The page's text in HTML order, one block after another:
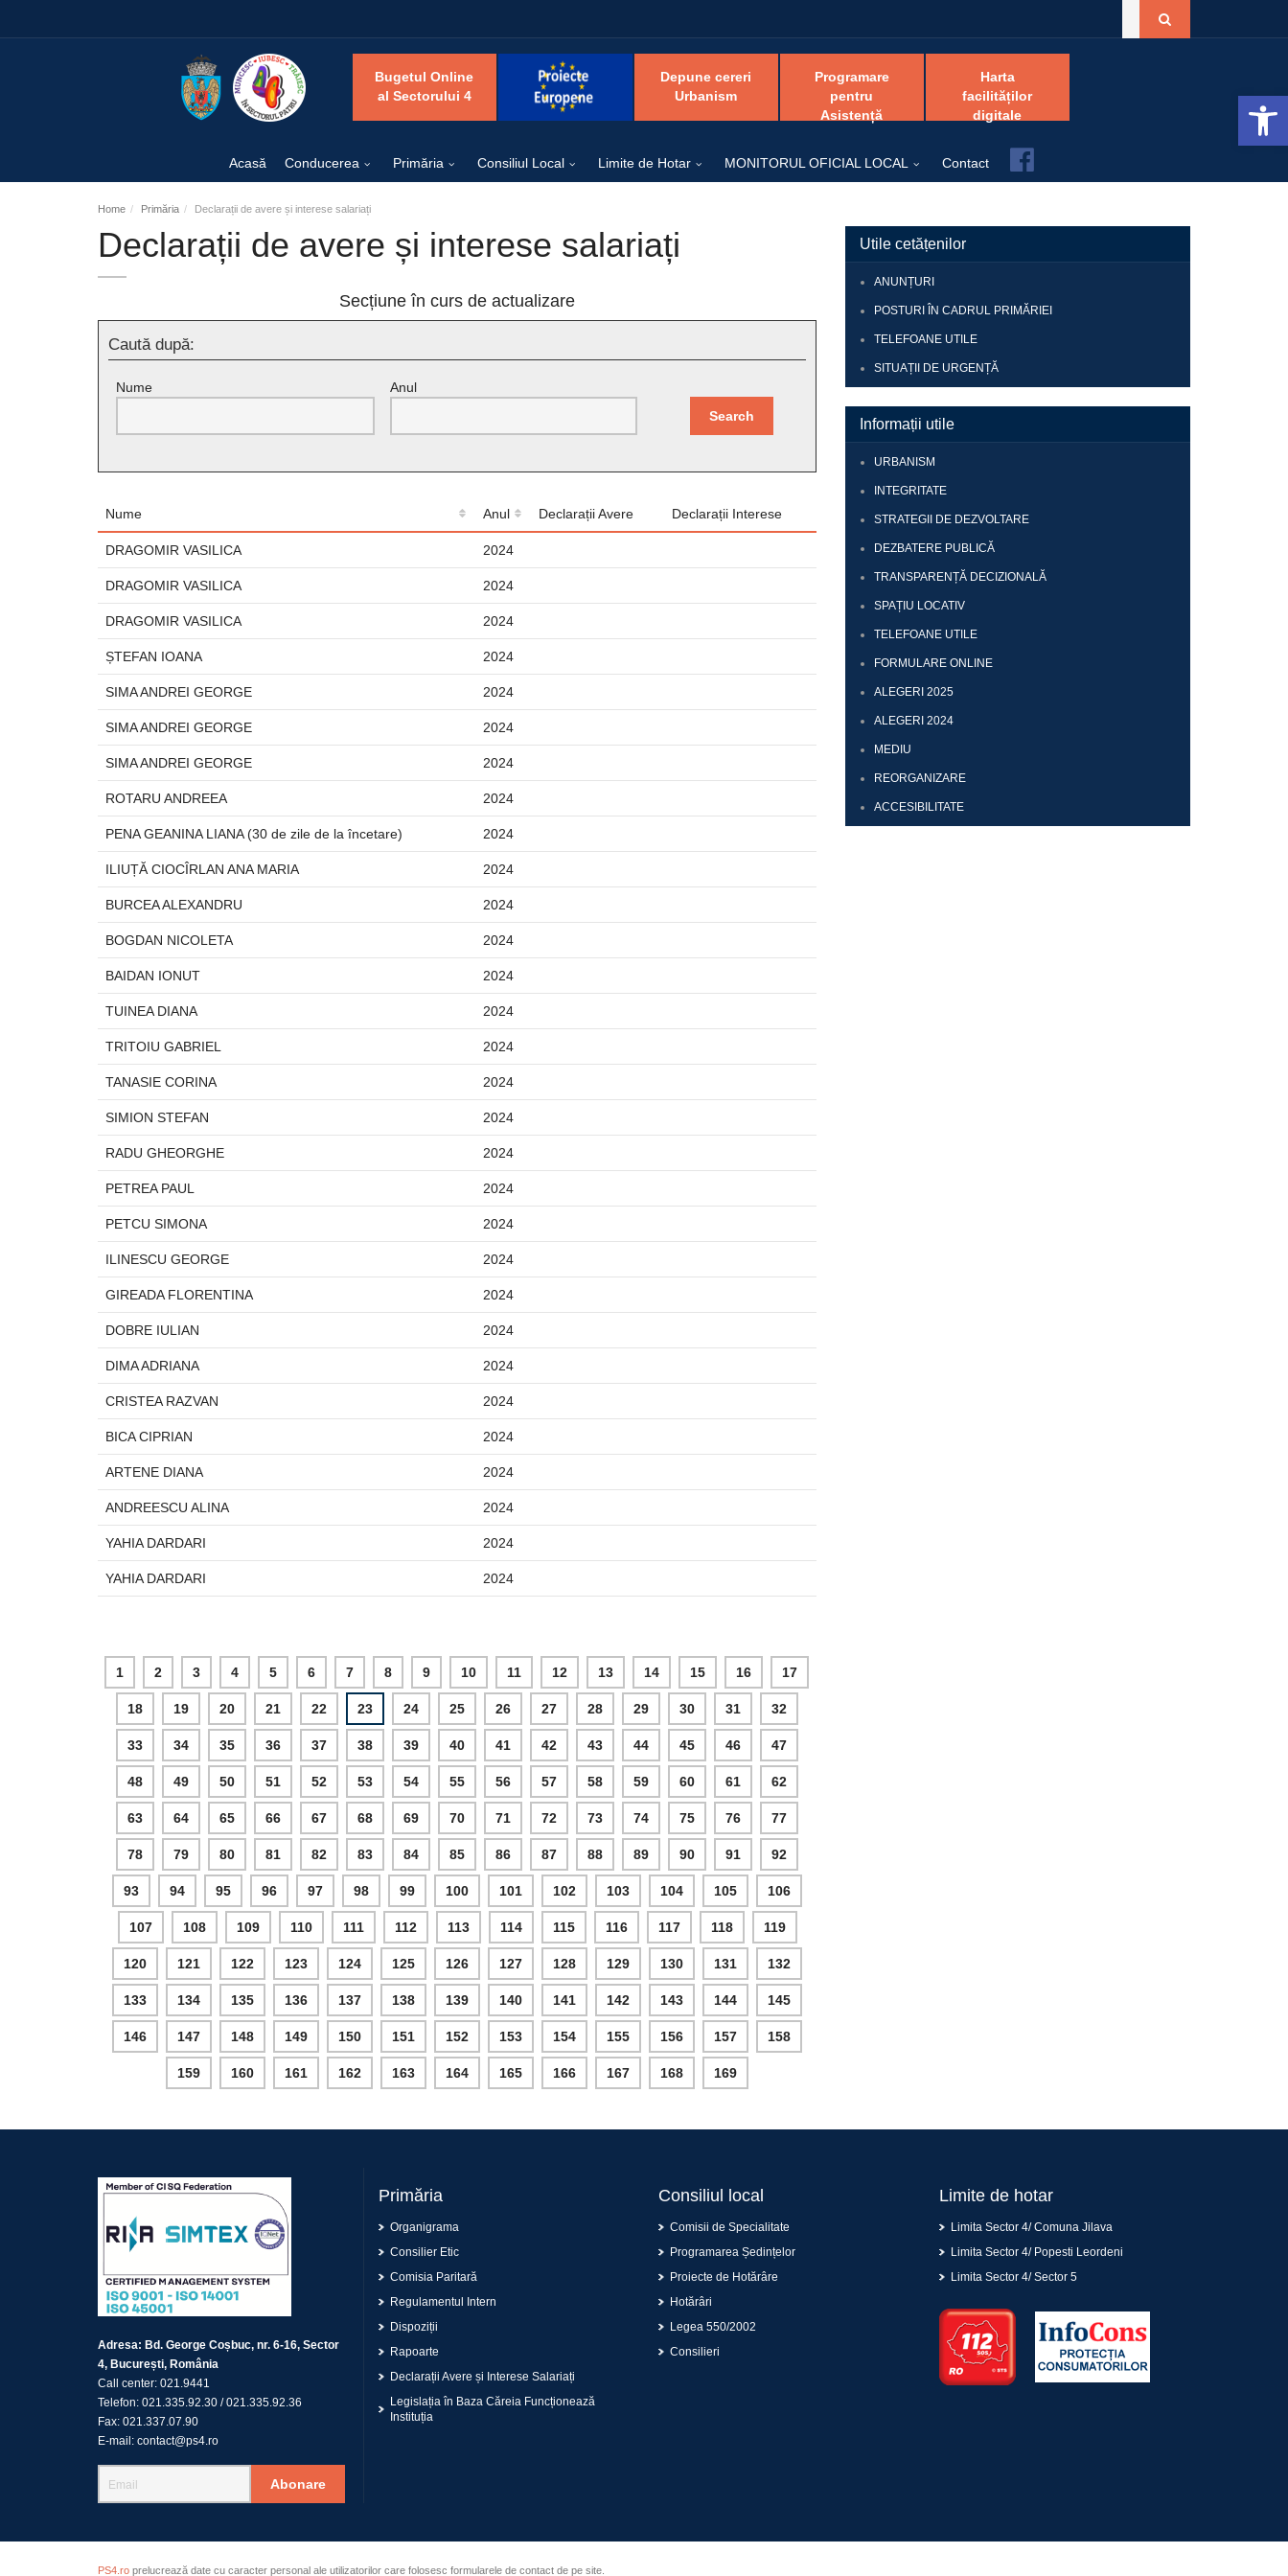
Bugetul Online
al Sectorului 4
Depune cereri
Urbanism
Programare
pentru
Asistență
Harta
facilităților
digitale
Acasă Conducerea Primăria Consiliul Local Limite de Hotar MONITORUL OFICIAL LOCAL Contact
Home Primăria Declarații de avere și interese salariați
Declarații de avere și interese salariați
Secțiune în curs de actualizare
Caută după:
Nume
Anul
Search
Nume Anul Declarații Avere Declarații Interese
DRAGOMIR VASILICA 2024
DRAGOMIR VASILICA 2024
DRAGOMIR VASILICA 2024
ȘTEFAN IOANA 2024
SIMA ANDREI GEORGE 2024
SIMA ANDREI GEORGE 2024
SIMA ANDREI GEORGE 2024
ROTARU ANDREEA 2024
PENA GEANINA LIANA (30 de zile de la încetare) 2024
ILIUȚĂ CIOCÎRLAN ANA MARIA 2024
BURCEA ALEXANDRU 2024
BOGDAN NICOLETA 2024
BAIDAN IONUT 2024
TUINEA DIANA 2024
TRITOIU GABRIEL 2024
TANASIE CORINA 2024
SIMION STEFAN 2024
RADU GHEORGHE 2024
PETREA PAUL 2024
PETCU SIMONA 2024
ILINESCU GEORGE 2024
GIREADA FLORENTINA 2024
DOBRE IULIAN 2024
DIMA ADRIANA 2024
CRISTEA RAZVAN 2024
BICA CIPRIAN 2024
ARTENE DIANA 2024
ANDREESCU ALINA 2024
YAHIA DARDARI 2024
YAHIA DARDARI 2024
1 2 3 4 5 6 7 8 9 10 11 12 13 14 15 16 17
18 19 20 21 22 23 24 25 26 27 28 29 30 31 32
33 34 35 36 37 38 39 40 41 42 43 44 45 46 47
48 49 50 51 52 53 54 55 56 57 58 59 60 61 62
63 64 65 66 67 68 69 70 71 72 73 74 75 76 77
78 79 80 81 82 83 84 85 86 87 88 89 90 91 92
93 94 95 96 97 98 99 100 101 102 103 104 105 106
107 108 109 110 111 112 113 114 115 116 117 118 119
120 121 122 123 124 125 126 127 128 129 130 131 132
133 134 135 136 137 138 139 140 141 142 143 144 145
146 147 148 149 150 151 152 153 154 155 156 157 158
159 160 161 162 163 164 165 166 167 168 169
Utile cetățenilor
ANUNȚURI
POSTURI ÎN CADRUL PRIMĂRIEI
TELEFOANE UTILE
SITUAȚII DE URGENȚĂ
Informații utile
URBANISM
INTEGRITATE
STRATEGII DE DEZVOLTARE
DEZBATERE PUBLICĂ
TRANSPARENȚĂ DECIZIONALĂ
SPAȚIU LOCATIV
TELEFOANE UTILE
FORMULARE ONLINE
ALEGERI 2025
ALEGERI 2024
MEDIU
REORGANIZARE
ACCESIBILITATE
Adresa: Bd. George Coșbuc, nr. 6-16, Sector
4, București, România
Call center: 021.9441
Telefon: 021.335.92.30 /021.335.92.36
Fax: 021.337.07.90
E-mail: contact@ps4.ro
Abonare
Primăria
Organigrama
Consilier Etic
Comisia Paritară
Regulamentul Intern
Dispoziții
Rapoarte
Declarații Avere și Interese Salariați
Legislația în Baza Căreia Funcționează
Instituția
Consiliul local
Comisii de Specialitate
Programarea Ședințelor
Proiecte de Hotărâre
Hotărâri
Legea 550/2002
Consilieri
Limite de hotar
Limita Sector 4/ Comuna Jilava
Limita Sector 4/ Popesti Leordeni
Limita Sector 4/ Sector 5
PS4.ro prelucrează date cu caracter personal ale utilizatorilor care folosesc formularele de contact de pe site.